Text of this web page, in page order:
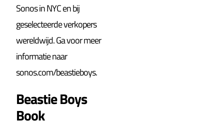
Sonos in NYC en bij
geselecteerde verkopers
wereldwijd. Ga voor meer
informatie naar
sonos.com/beastieboys.
Beastie Boys
Book